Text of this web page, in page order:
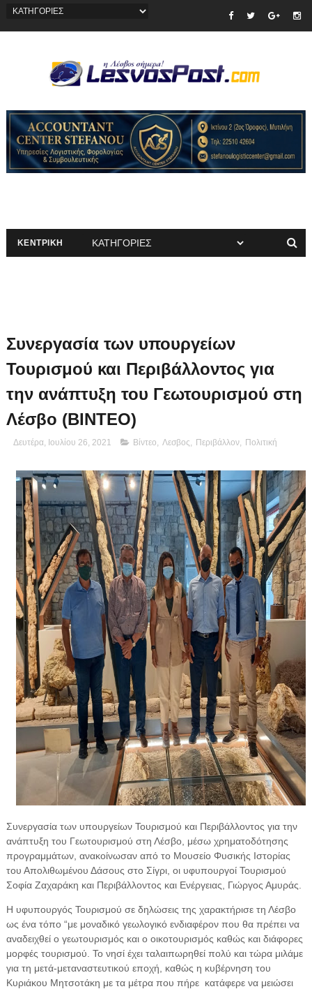
ΚΕΝΤΡΙΚΗ
Συνεργασία των υπουργείων
Τουρισμού και Περιβάλλοντος για
την ανάπτυξη του Γεωτουρισμού στη
Λέσβο (ΒΙΝΤΕΟ)
Δευτέρα, Ιουλίου 26, 2021 Βίντεο Λεσβος Περιβάλλον, Πολιτική
Συνεργασία των υπουργείων Τουρισμού και Περιβάλλοντος για την
ανάπτυξη του Γεωτουρισμού στη Λέσβο, μέσω χρηματοδότησης
προγραμμάτων, ανακοίνωσαν από το Μουσείο Φυσικής Ιστορίας
του Απολιθωμένου Δάσους στο Σίγρι, οι υφυπουργοί Τουρισμού
Σοφία Ζαχαράκη και Περιβάλλοντος και Ενέργειας, Γιώργος Αμυράς.
Η υφυπουργός Τουρισμού σε δηλώσεις της χαρακτήρισε τη Λέσβο
ως ένα τόπο “με μοναδικό γεωλογικό ενδιαφέρον που θα πρέπει να
αναδειχθεί ο γεωτουρισμός και ο οικοτουρισμός καθώς και διάφορες
μορφές τουρισμού. Το νησί έχει ταλαιπωρηθεί πολύ και τώρα μιλάμε
για τη μετά-μεταναστευτικού εποχή, καθώς η κυβέρνηση του
Κυριάκου Μητσοτάκη με τα μέτρα που πήρε κατάφερε να μειώσει